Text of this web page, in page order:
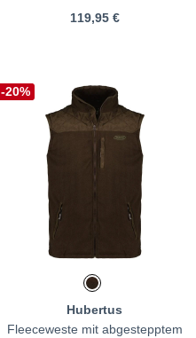
119,95 €
-20%
Hubertus
Fleeceweste mit abgestepptem